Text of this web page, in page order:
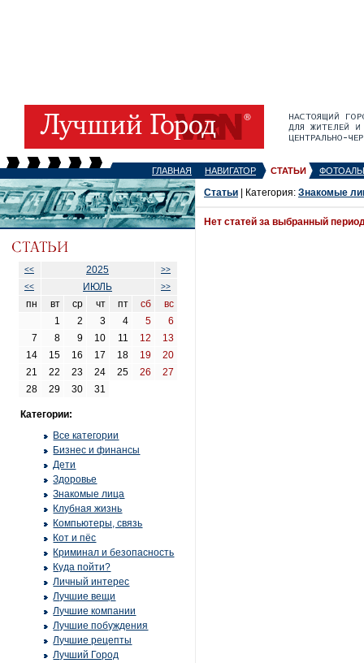
ГЛАВНАЯ НАВИГАТОР СТАТЬИ
<< 2025
>>
<<
ИЮЛЬ >>
пн вт ср чт пт сб
вс
1
2 3 4 5
6
7
8 9 10 11 12
13
14
15 16 17 18 19
20
21
22 23 24 25 26
27
28
29 30 31
Категории:
Все категории
Бизнес и финансы
Дети
Здоровье
Знакомые лица
Клубная жизнь
Компьютеры, связь
Кот и пёс
Криминал и безопасность
Куда пойти?
Личный интерес
Лучшие вещи
Лучшие компании
Лучшие побуждения
Лучшие рецепты
Лучший Город
Статьи | Категория: Знакомые
Нет статей за выбранный